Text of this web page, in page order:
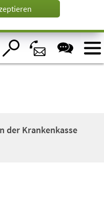
der Krankenkasse